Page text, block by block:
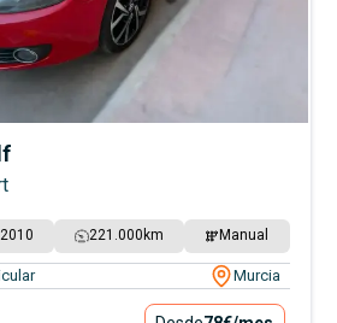
2010 221.000 km Manual
Murcia